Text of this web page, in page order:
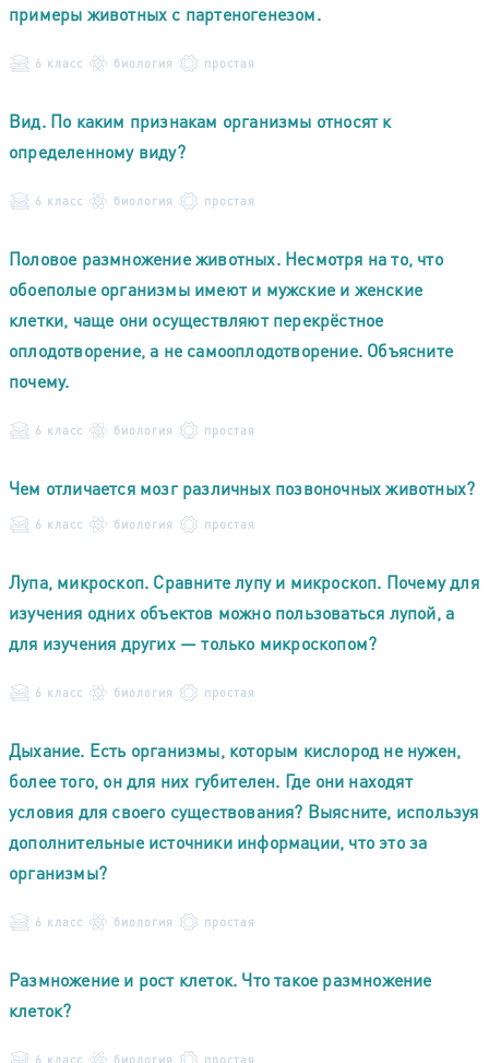
примеры животных с партеногенезом.
6 класс биология простая
Вид. По каким признакам организмы относят к
определенному виду?
6 класс биология простая
Половое размножение животных. Несмотря на то, что
обоеполые организмы имеют и мужские и женские
клетки, чаще они осуществляют перекрёстное
оплодотворение, а не самооплодотворение. Объясните
почему.
6 класс биология простая
Чем отличается мозг различных позвоночных животных?
6 класс биология простая
Лупа, микроскоп. Сравните лупу и микроскоп. Почему для
изучения одних объектов можно пользоваться лупой, а
для изучения других — только микроскопом?
6 класс биология простая
Дыхание. Есть организмы, которым кислород не нужен,
более того, он для них губителен. Где они находят
условия для своего существования? Выясните, используя
дополнительные источники информации, что это за
организмы?
6 класс биология простая
Размножение и рост клеток. Что такое размножение
клеток?
6 класс биология простая